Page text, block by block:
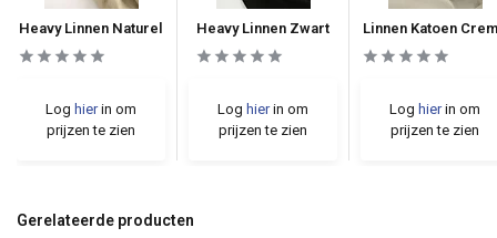
Heavy Linnen Naturel
Log hierin om
prijzen te zien
Heavy Linnen Zwart
Log hierin om
prijzen te zien
Linnen Katoen
Log hierin om
prijzen te zien
Gerelateerde producten